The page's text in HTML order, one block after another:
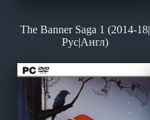
The Banner Saga 1 (2014-18|
Рус|Англ)